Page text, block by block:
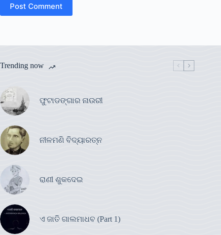
Post Comment
Trending now
ଫୁଟାଡଙ୍ଗାର ନାଉରୀ
ନୀଳମଣି ବିଦ୍ୟାରତ୍ନ
ରାଣୀ ଶୁକଦେଇ
ଏ ଜାତି ଗାଲମାଧବ (Part 1)